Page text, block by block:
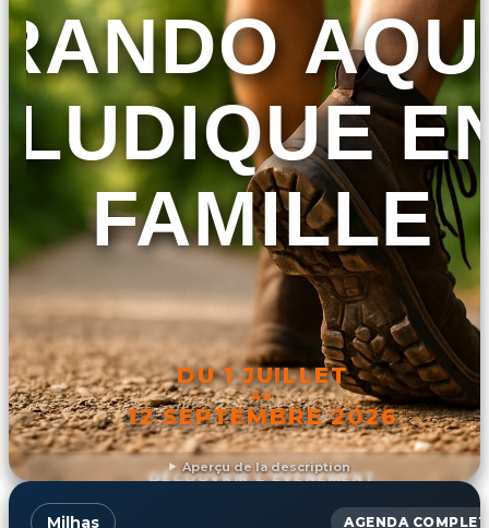
Aperçu de la description
LUDIQUE
FAMILLE
DU 1 JUILLET
AU
12 SEPTEMBRE 2026
DÉCOUVRIR L'ÉVÉNEMENT
Milhas AGENDA COMPLET